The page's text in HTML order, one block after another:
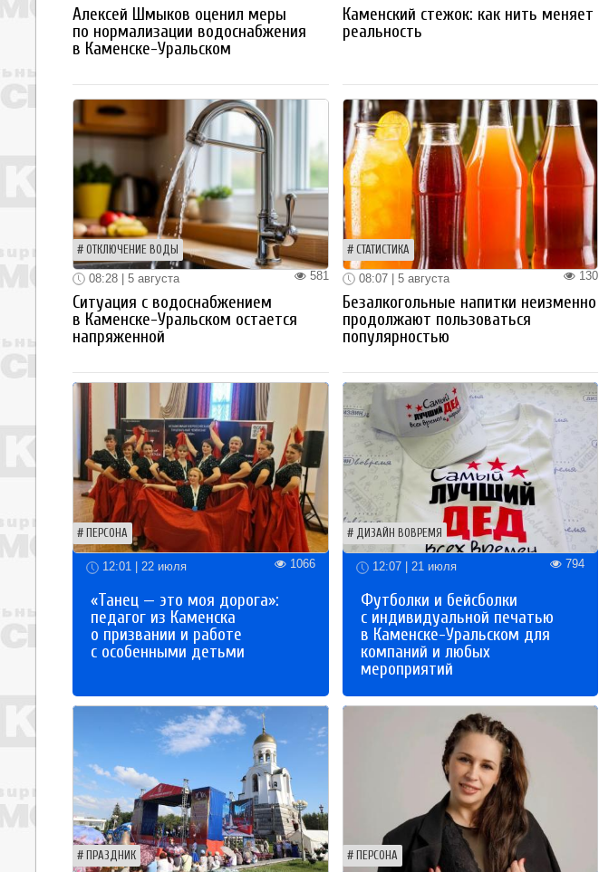
Алексей Шмыков оценил меры
по нормализации водоснабжения
в Каменске-Уральском
Каменский стежок: как нить меняет
реальность
ОТКЛЮЧЕНИЕ ВОДЫ
581
08:28 | 5 августа
Ситуация с водоснабжением
в Каменске-Уральском остается
напряженной
СТАТИСТИКА
130
08:07 | 5 августа
Безалкогольные напитки неизменно
продолжают пользоваться
популярностью
ПЕРСОНА
12:01 | 22 июля 1066
«Танец — это моя дорога»:
педагог из Каменска
о призвании и работе
с особенными детьми
ДИЗАЙН ВОВРЕМЯ
12:07 | 21 июля 794
Футболки и бейсболки
с индивидуальной печатью
в Каменске-Уральском для
компаний и любых
мероприятий
ПРАЗДНИК ПЕРСОНА